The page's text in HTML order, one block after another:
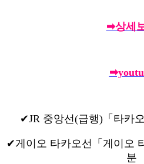
➡상세
✔JR 중앙선(급행)「타카
✔게이오 타카오선「게이오
분